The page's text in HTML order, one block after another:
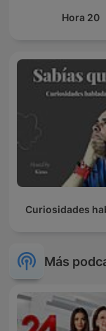
Hora 20
Curiosidades
Más